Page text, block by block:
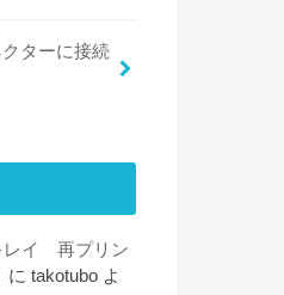
ターに接続
レイ 再プリン
に takotubo よ